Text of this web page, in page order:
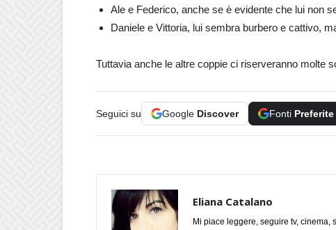
Ale e Federico, anche se è evidente che lui non
Daniele e Vittoria, lui sembra burbero e cattivo,
Tuttavia anche le altre coppie ci riserveranno molte
Seguici su Google Discover Fonti Preferite
Eliana Catalano
Mi piace leggere, seguire tv, cinema,